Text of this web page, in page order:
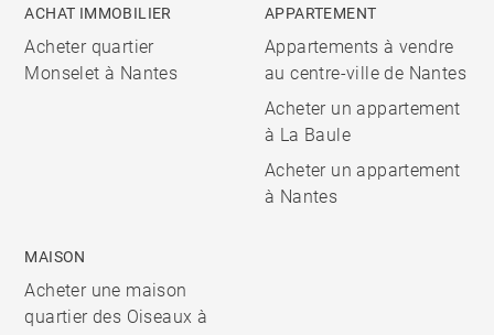
ACHAT IMMOBILIER
Acheter quartier
Monselet à Nantes
APPARTEMENT
Appartements à vendre
au centre-ville de Nantes
Acheter un appartement
à La Baule
Acheter un appartement
à Nantes
MAISON
Acheter une maison
quartier des Oiseaux à